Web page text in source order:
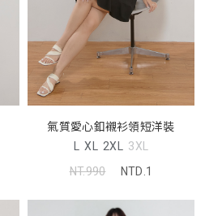
氣質愛心釦襯衫領短洋裝
L XL 2XL 3XL
NT.990
NTD.1